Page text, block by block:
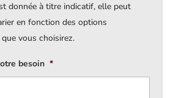
donnée à titre indicatif, elle peut
en fonction des options
vous choisirez.
besoin *